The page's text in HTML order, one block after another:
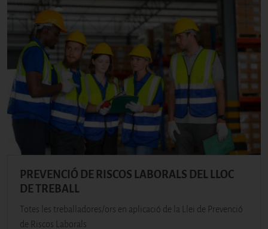
PREVENCIÓ DE RISCOS LABORALS DEL LLOC
DE TREBALL
Totes les treballadores/ors en aplicació de la Llei de Prevenció
de Riscos Laborals